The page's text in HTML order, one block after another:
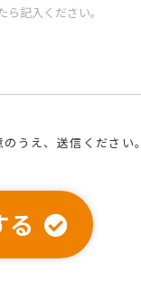
のうえ、送信ください。
る